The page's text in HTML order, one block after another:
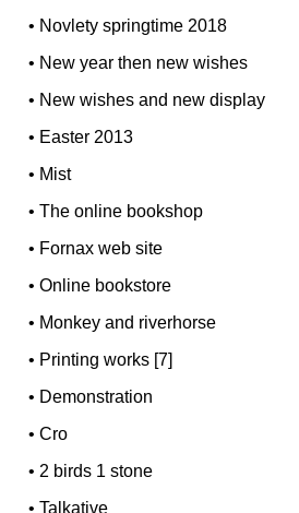
• Novlety springtime 2018
• New year then new wishes
• New wishes and new display
• Easter 2013
• Mist
•The online bookshop
• Fornax web site
•Online bookstore
• Monkey and riverhorse
• Printing works [7]
• Demonstration
•Cro
• 2 birds 1 stone
•Talkative